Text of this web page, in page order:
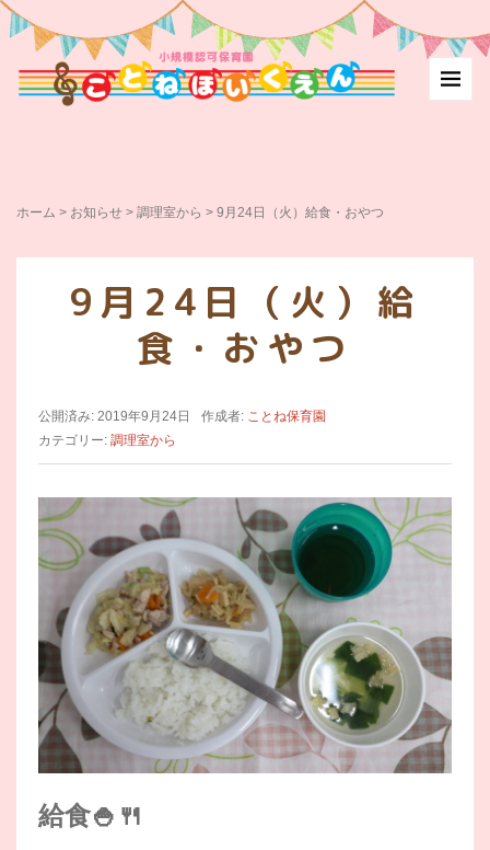
ホーム > お知らせ > 調理室から > 9月24日（火）給食・おやつ
9月24日（火）給
食・おやつ
公開済み: 2019年9月24日 作成者: ことね保育園
カテゴリー: 調理室から
給食🍚🍴